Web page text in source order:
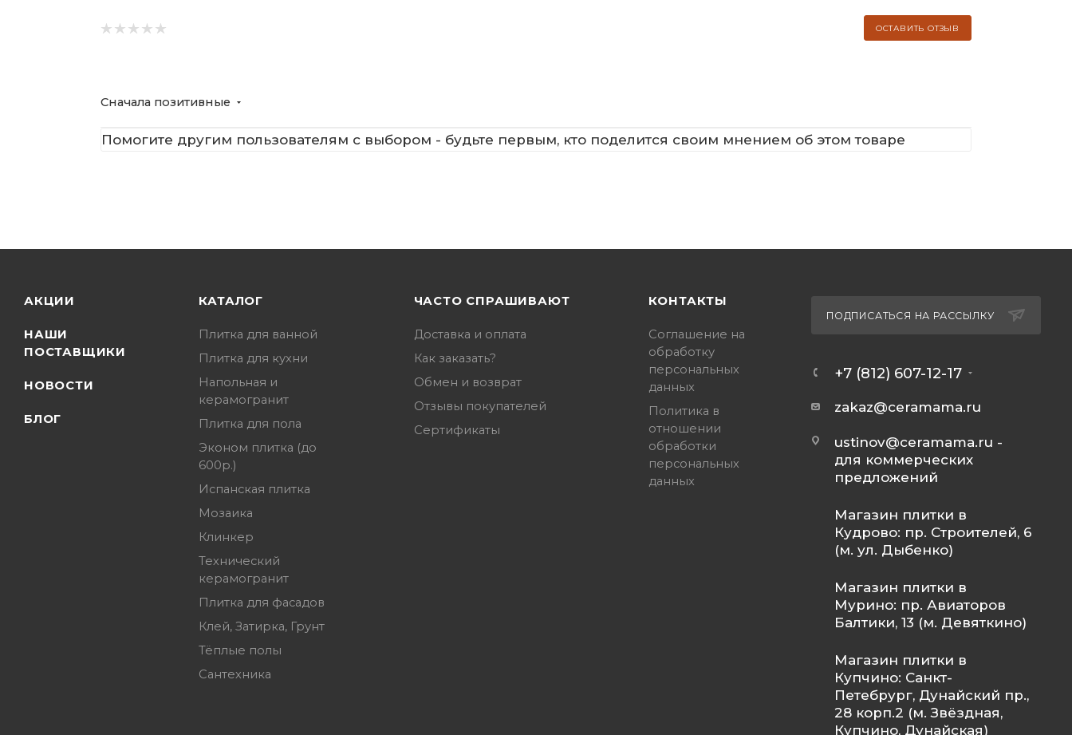
ОСТАВИТЬ ОТЗЫВ
Сначала позитивные
Помогите другим пользователям с выбором - будьте первым, кто поделится своим мнением об этом товаре
АКЦИИ
НАШИ
ПОСТАВЩИКИ
НОВОСТИ
БЛОГ
КАТАЛОГ
Плитка для ванной
Плитка для кухни
Напольная и
керамогранит
Плитка для пола
Эконом плитка (до
600р.)
Испанская плитка
Мозаика
Клинкер
Технический
керамогранит
Плитка для фасадов
Клей, Затирка, Грунт
Тёплые полы
Сантехника
ЧАСТО СПРАШИВАЮТ
Доставка и оплата
Как заказать?
Обмен и возврат
Отзывы покупателей
Сертификаты
КОНТАКТЫ
Соглашение на
обработку
персональных
данных
Политика в
отношении
обработки
персональных
данных
ПОДПИСАТЬСЯ НА РАССЫЛКУ
+7 (812) 607-12-17
zakaz@ceramama.ru
ustinov@ceramama.ru -
для коммерческих
предложений
Магазин плитки в
Кудрово: пр. Строителей, 6
(м. ул. Дыбенко)
Магазин плитки в
Мурино: пр. Авиаторов
Балтики, 13 (м. Девяткино)
Магазин плитки в
Купчино: Санкт-
Петебрург, Дунайский пр.,
28 корп.2 (м. Звёздная,
Купчино, Дунайская)